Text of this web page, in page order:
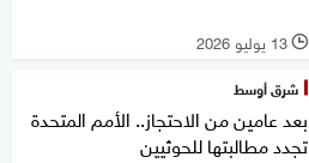
l 13 يوليو 2026
شرق أوسط
بعد عامين من الاحتجاز.. الأمم المتحدة
تجدد مطالبتها للحوثيين